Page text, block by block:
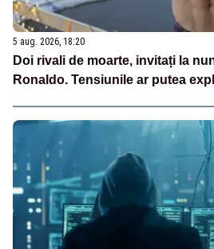
5 aug. 2026, 18:20
Doi rivali de moarte, invitați la
Ronaldo. Tensiunile ar putea